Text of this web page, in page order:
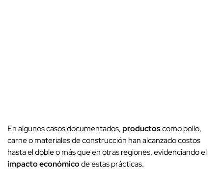
En algunos casos documentados,productoscomo pollo,
carne o materiales de construcción han alcanzado costos
hasta el doble o más que en otras regiones, evidenciando el
impacto económicode estas prácticas.